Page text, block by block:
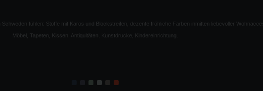
fühlen: Stoffe mit Karos und Blockstreifen, dezente fröhliche Farben inmitten liebevoller
Möbel, Tapeten, Kissen, Antiquitäten, Kunstdrucke, Kindereinrichtung.